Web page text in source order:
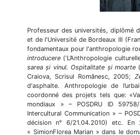
Professeur des universités, diplômé
et de l'Université de Bordeaux III
fondamentaux pour l'anthropologie
introducere (‘L’Anthropologie
sarea şi vinul. Ospitalitate şi moarte
Craiova, Scrisul Românesc, 2005;
d'asphalte. Anthropologie de
coordonné des projets tels que:
mondiaux » – POSDRU ID
Intercultural Communication » –
décision n° 6/21.04.2010) etc. En
« SimionFlorea Marian » dans le